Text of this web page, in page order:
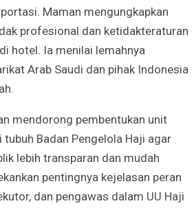
Maman mengungkapkan
profesional dan ketidakteraturan
hotel. Ia menilai lemahnya
Arab Saudi dan pihak Indonesia
mendorong pembentukan unit
Badan Pengelola Haji agar
lebih transparan dan mudah
pentingnya kejelasan peran
dan pengawas dalam UU Haji